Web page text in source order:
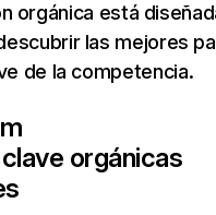
orgánica está
las mejores
de la competencia.
orgánicas